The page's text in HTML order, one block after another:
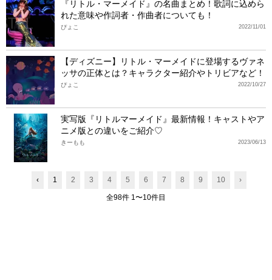
『リトル・マーメイド』の名曲まとめ！歌詞に込めら
れた意味や作詞者・作曲者についても！
2022/11/01
ぴょこ
【ディズニー】リトル・マーメイドに登場するヴァネ
ッサの正体とは？キャラクター紹介やトリビアなど！
2022/10/27
ぴょこ
実写版『リトルマーメイド』最新情報！キャストやア
ニメ版との違いをご紹介♡
2023/06/13
きーもも
‹ 1 2 3 4 5 6 7 8 9 10 ›
全98件 1〜10件目